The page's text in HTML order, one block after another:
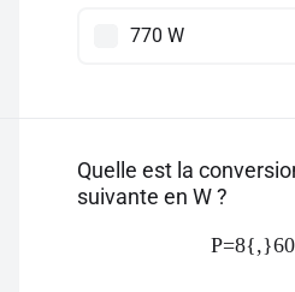
770 W
Quelle est la
suivante en W ?
P=8{,}60